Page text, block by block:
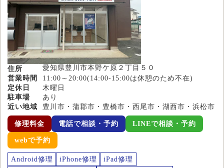
住所
愛知県豊川市本野ケ原２丁目５０
営業時間
11:00～20:00(14:00-15:00は休憩のため不在)
定休日
木曜日
駐車場
あり
近い地域
豊川市・蒲郡市・豊橋市・西尾市・湖西市・浜松市
修理料金 電話で相談・予約 LINEで相談・予約
webで予約
Android修理 iPhone修理
iPad修理